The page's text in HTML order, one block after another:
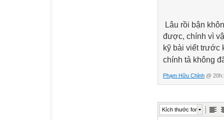
Lâu rồi bận
được, chính vì
kỹ bài viết trước
chính tả không
Phạm Hữu Chỉnh @
Kích thước font